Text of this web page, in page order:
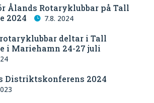
Ålands Rotaryklubbar på Tall
2024
7.8. 2024
deltar i Tall
i Mariehamn 24-27 juli
Distriktskonferens 2024